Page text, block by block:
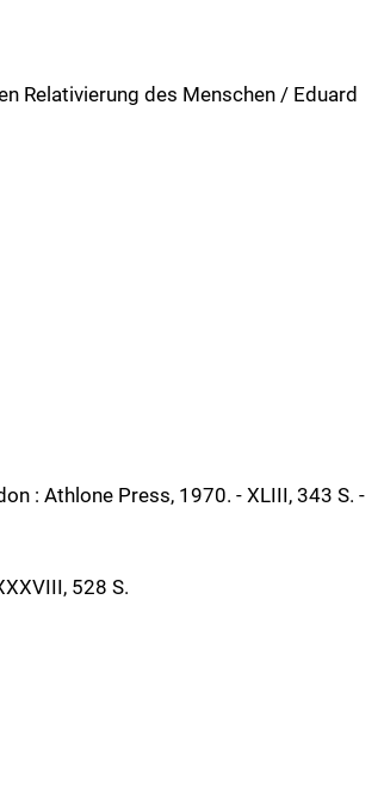
Relativierung des Menschen / Eduard
: Athlone Press, 1970. - XLIII, 343 S. -
528 S.